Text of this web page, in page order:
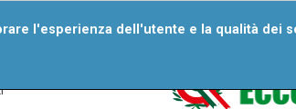
l'esperienza dell'utente e la qualità dei